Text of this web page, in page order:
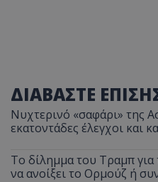
ΔΙΑΒΑΣΤΕ
Νυχτερινό «σαφάρι» της
εκατοντάδες έλεγχοι και
Το δίλημμα του Τραμπ για
να ανοίξει το Ορμούζ ή